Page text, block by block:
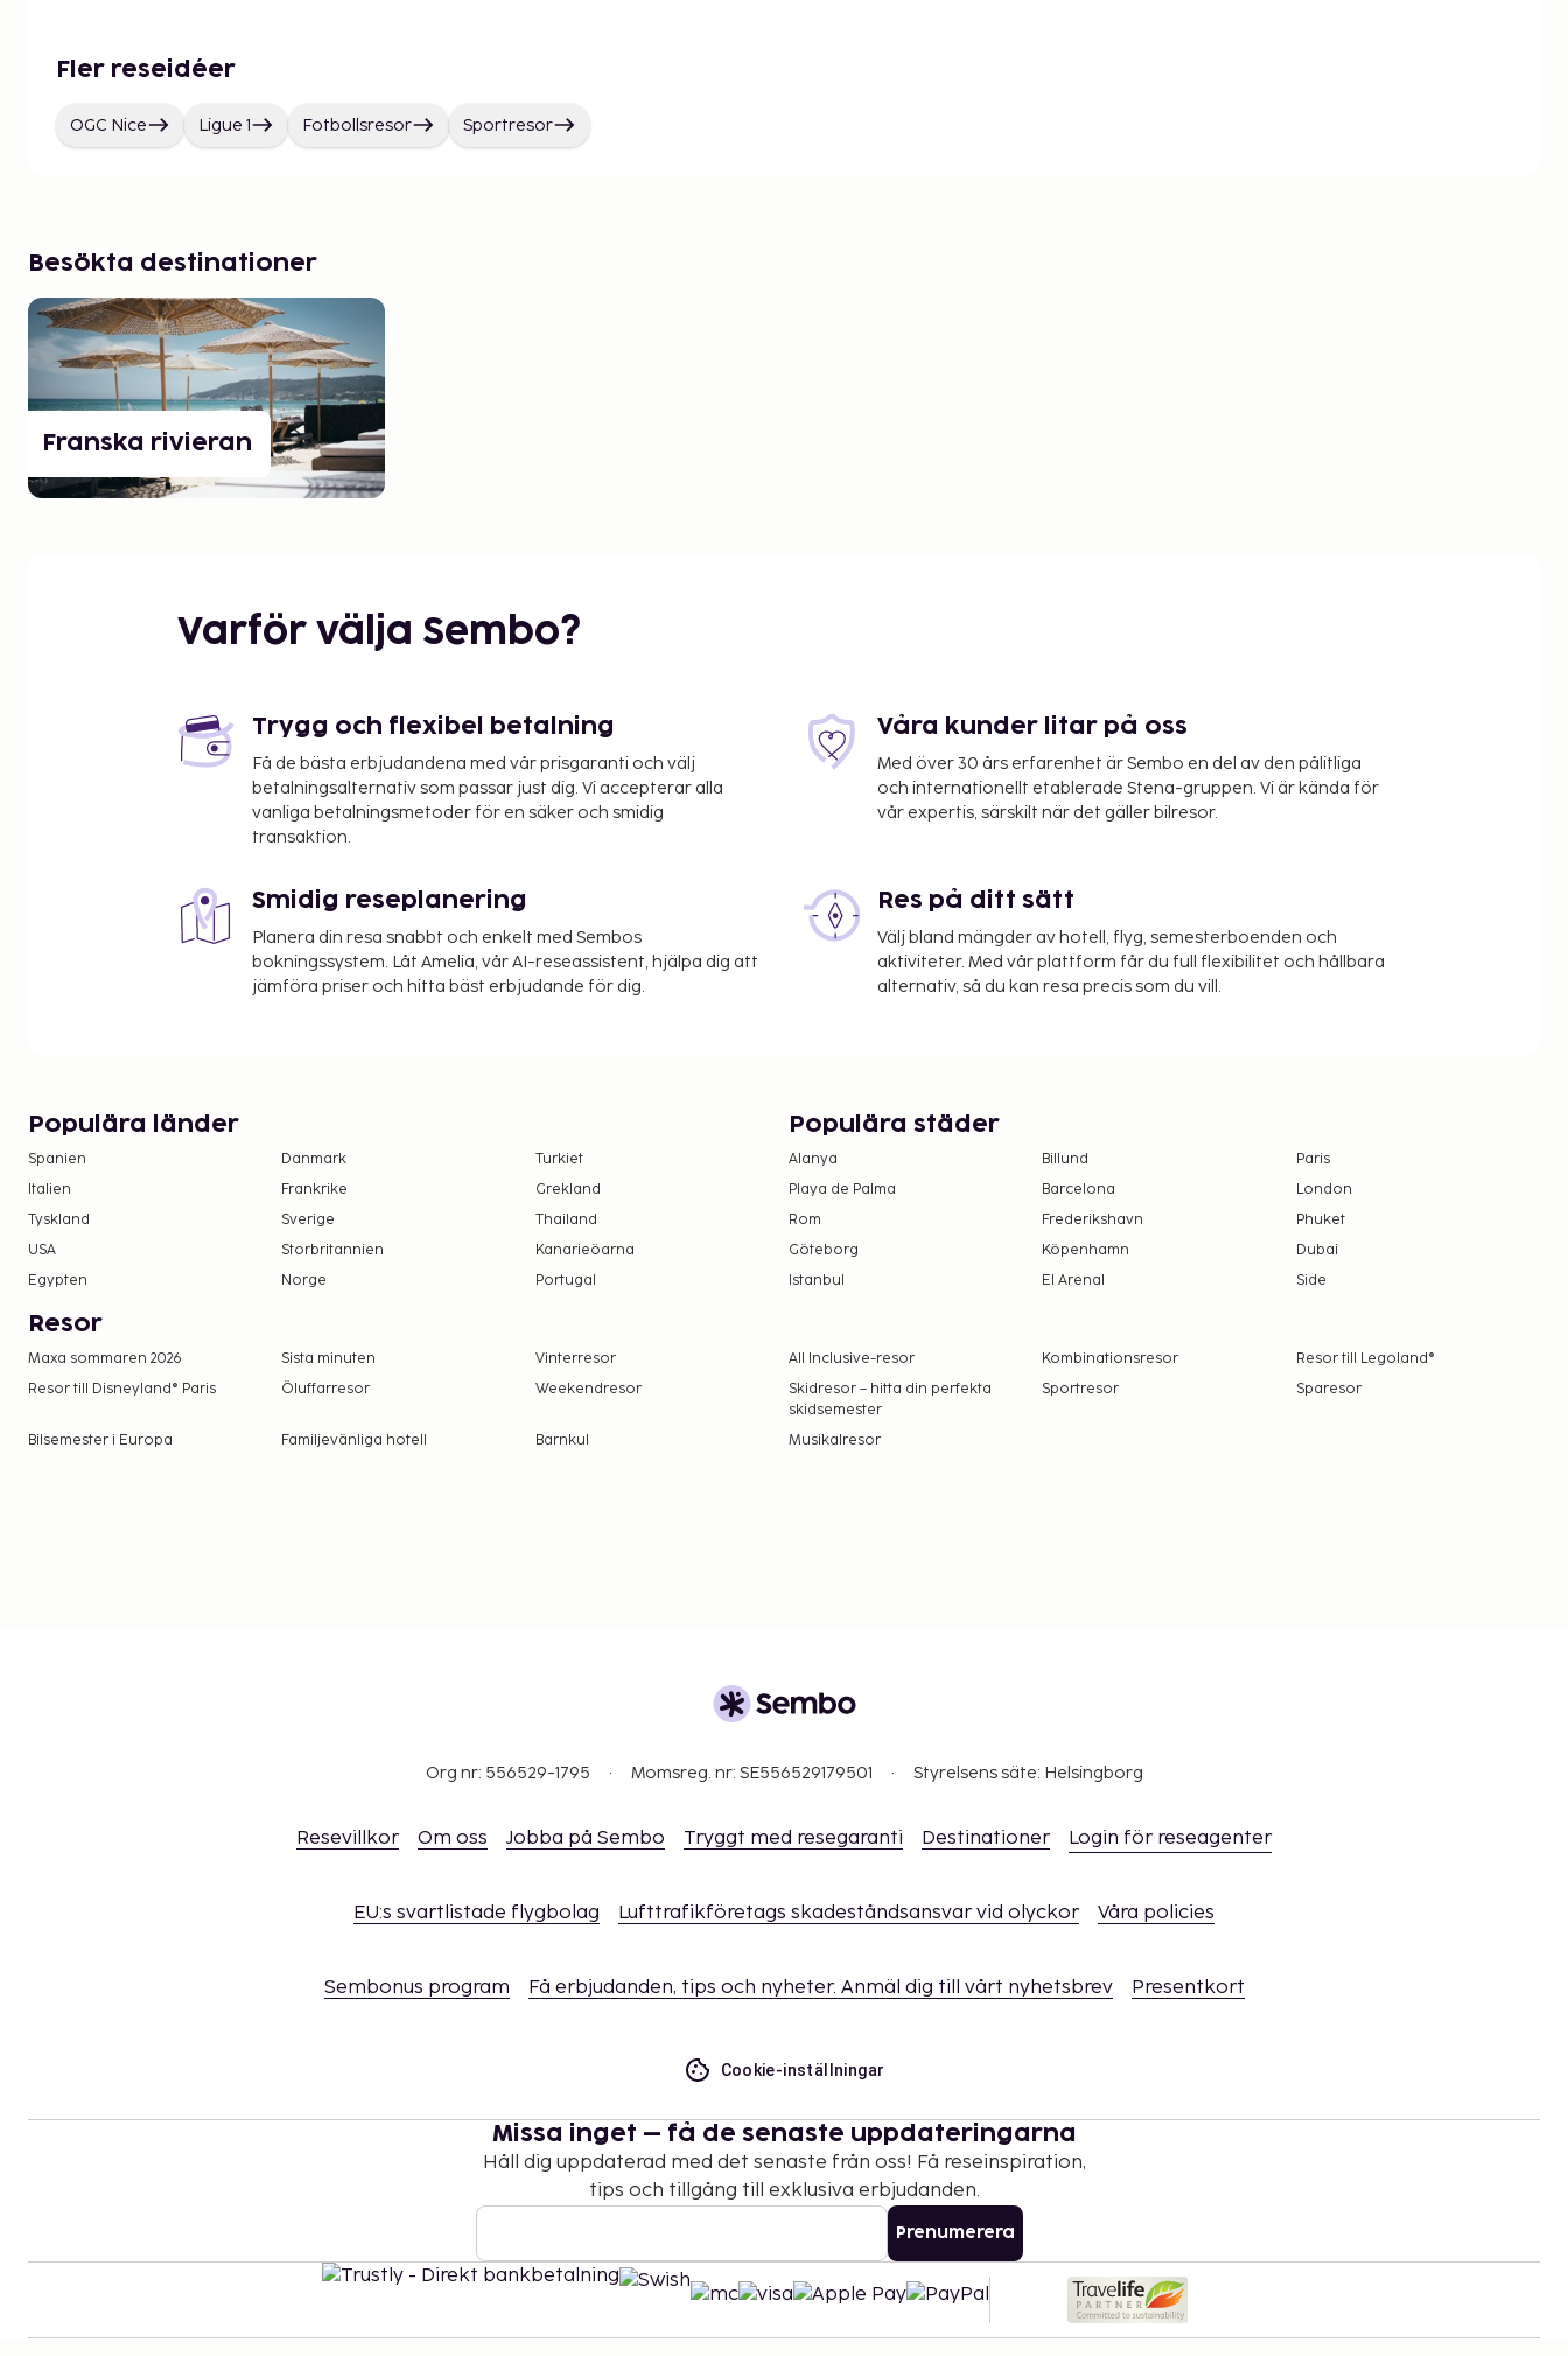
Fler reseidéer
OGC Nice Ligue 1 Fotbollsresor Sportresor
Besökta destinationer
Franska rivieran
Varför välja Sembo?
Trygg och flexibel betalning
Få de bästa erbjudandena med vår prisgaranti och välj
betalningsalternativ som passar just dig. Vi accepterar alla
vanliga betalningsmetoder för en säker och smidig
transaktion.
Våra kunder litar på oss
Med över 30 års erfarenhet är Sembo en del av den pålitliga
och internationellt etablerade Stena-gruppen. Vi är kända för
vår expertis, särskilt när det gäller bilresor.
Smidig reseplanering
Planera din resa snabbt och enkelt med Sembos
bokningssystem. Låt Amelia, vår AI-reseassistent, hjälpa dig att
jämföra priser och hitta bäst erbjudande för dig.
Res på ditt sätt
Välj bland mängder av hotell, flyg, semesterboenden och
aktiviteter. Med vår plattform får du full flexibilitet och hållbara
alternativ, så du kan resa precis som du vill.
Populära länder
Spanien Danmark
Turkiet
Italien
Frankrike
Grekland
Tyskland
Sverige
Thailand
USA
Storbritannien
Kanarieöarna
Egypten
Norge Portugal
Populära städer
Alanya Billund
Paris
Playa de Palma
Barcelona
London
Rom
Frederikshavn
Phuket
Göteborg
Köpenhamn
Dubai
Istanbul
El Arenal Side
Resor
Maxa sommaren 2026 Sista minuten Vinterresor All Inclusive-resor Kombinationsresor
Resor till Legoland®
Resor till Disneyland® Paris
Öluffarresor Weekendresor
Skidresor – hitta din perfekta
skidsemester
Sportresor Sparesor
Bilsemester i Europa Familjevänliga hotell Barnkul Musikalresor
Org nr: 556529-1795 Momsreg. nr: SE556529179501 Styrelsens säte: Helsingborg
Resevillkor Om oss Jobba på Sembo Tryggt med resegaranti Destinationer Login för reseagenter
EU:s svartlistade flygbolag Lufttrafikföretags skadeståndsansvar vid olyckor Våra policies
Sembonus program Få erbjudanden, tips och nyheter. Anmäl dig till vårt nyhetsbrev Presentkort
Cookie-inställningar
Missa inget – få de senaste uppdateringarna
Håll dig uppdaterad med det senaste från oss! Få reseinspiration,
tips och tillgång till exklusiva erbjudanden.
Prenumerera